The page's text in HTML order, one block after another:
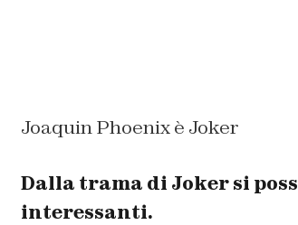
Joaquin Phoenix è Joker
Dalla trama di Joker si
interessanti.